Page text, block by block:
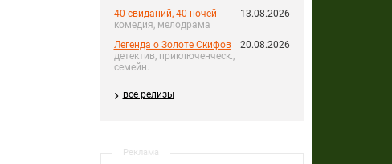
40 свиданий, 40 ночей
комедия, мелодрама
13.08.2026
Легенда о Золоте Скифов
детектив, приключенческ.,
семейн.
20.08.2026
все релизы
Реклама